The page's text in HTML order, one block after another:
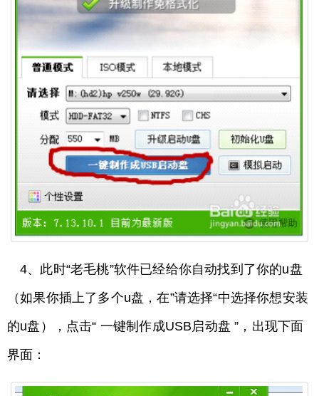
4、此时“老毛桃”软件已经给你自动找到了你的u盘
（如果你插上了多个u盘，在”请选择“中选择你想安装
的u盘），点击“ 一键制作成USB启动盘 ”，出现下面
界面：